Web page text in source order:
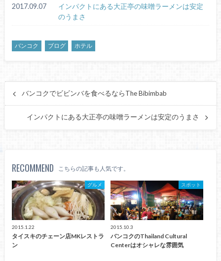
2017.09.07
インパクトにある大正亭の味噌ラーメンは安定
のうまさ
バンコク ブログ ホテル
バンコクでビビンバを食べるならThe Bibimbab
インパクトにある大正亭の味噌ラーメンは安定のうまさ
RECOMMEND こちらの記事も人気です。
グルメ
2015.1.22
タイスキのチェーン店MKレストラ
ン
スポット
2015.10.3
バンコクのThailand Cultural
Centerはオシャレな雰囲気